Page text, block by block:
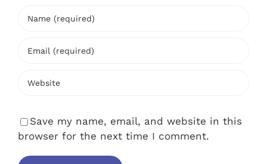
Save my name, email, and website in this
browser for the next time I comment.